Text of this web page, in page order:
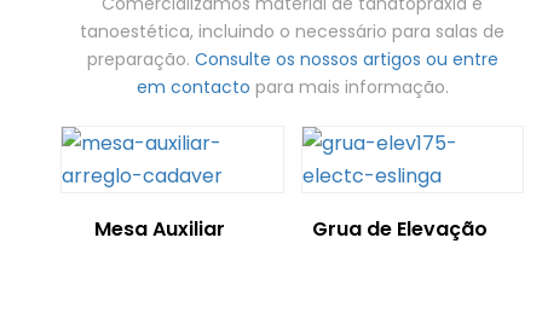
tanoestética, incluindo o necessário para salas de
preparação. Consulte os nossos artigos ou entre
em contacto para mais informação.
Mesa Auxiliar Grua de Elevação